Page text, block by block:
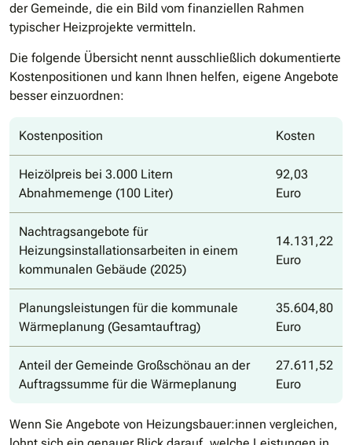
der Gemeinde, die ein Bild vom finanziellen Rahmen
typischer Heizprojekte vermitteln.
Die folgende Übersicht nennt ausschließlich dokumentierte
Kostenpositionen und kann Ihnen helfen, eigene Angebote
besser einzuordnen:
Kostenposition Kosten
Heizölpreis bei 3.000 Litern
Abnahmemenge (100 Liter)
92,03
Euro
Nachtragsangebote für
Heizungsinstallationsarbeiten in einem
kommunalen Gebäude (2025)
14.131,22
Euro
Planungsleistungen für die kommunale
Wärmeplanung (Gesamtauftrag)
35.604,80
Euro
Anteil der Gemeinde Großschönau an der
Auftragssumme für die Wärmeplanung
27.611,52
Euro
Wenn Sie Angebote von Heizungsbauer:innen vergleichen,